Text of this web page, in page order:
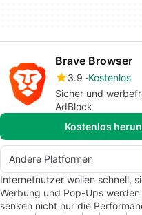
Brave Browser
3.9 Kostenlos
Sicher und
AdBlock
Kostenlos
Andere Platformen
Internetnutzer wollen schnell,
Werbung und Pop-Ups
senken nicht nur die